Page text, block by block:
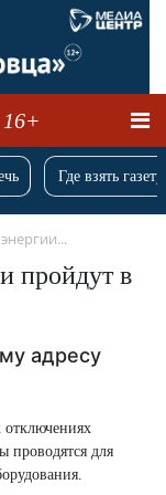
16+
Где взять
пройдут в
адресу
проводятся для